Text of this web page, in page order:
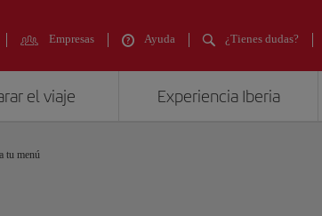
Empresas Ayuda ¿Tienes dudas?
el viaje Experiencia Iberia
tu menú